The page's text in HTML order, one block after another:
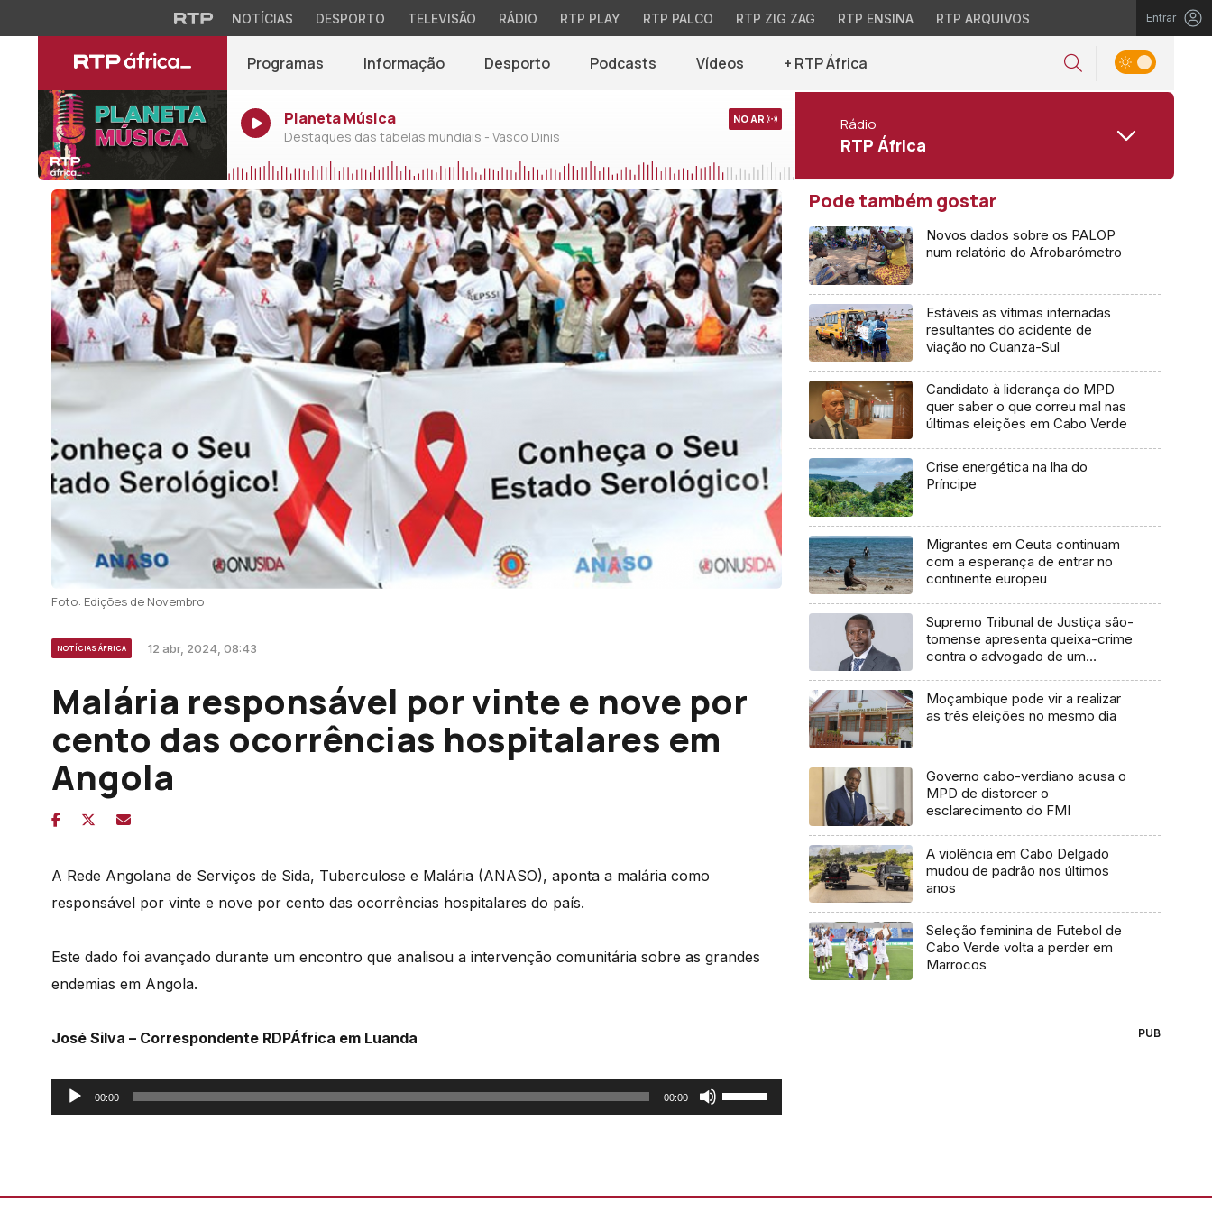
NOTÍCIAS DESPORTO TELEVISÃO RÁDIO RTP PLAY RTP PALCO RTP ZIG ZAG RTP ENSINA RTP ARQUIVOS Entrar
Programas Informação Desporto Podcasts Vídeos + RTP África
Planeta Música
Destaques das tabelas mundiais - Vasco Dinis
NO AR Rádio
RTP África
Foto: Edições de Novembro
NOTÍCIAS ÁFRICA 12 abr, 2024, 08:43
Malária responsável por vinte e nove por
cento das ocorrências hospitalares em
Angola
A Rede Angolana de Serviços de Sida, Tuberculose e Malária (ANASO), aponta a malária como
responsável por vinte e nove por cento das ocorrências hospitalares do país.
Este dado foi avançado durante um encontro que analisou a intervenção comunitária sobre as grandes
endemias em Angola.
José Silva – Correspondente RDPÁfrica em Luanda
Reprodutor
de
00:00 00:00
Use
as
para
Pode também gostar
Novos dados sobre os PALOP
num relatório do Afrobarómetro
Estáveis as vítimas internadas
resultantes do acidente de
viação no Cuanza-Sul
Candidato à liderança do MPD
quer saber o que correu mal nas
últimas eleições em Cabo Verde
Crise energética na lha do
Príncipe
Migrantes em Ceuta continuam
com a esperança de entrar no
continente europeu
Supremo Tribunal de Justiça são-
tomense apresenta queixa-crime
contra o advogado de um
Moçambique pode vir a realizar
as três eleições no mesmo dia
Governo cabo-verdiano acusa o
MPD de distorcer o
esclarecimento do FMI
A violência em Cabo Delgado
mudou de padrão nos últimos
anos
Seleção feminina de Futebol de
Cabo Verde volta a perder em
Marrocos
PUB